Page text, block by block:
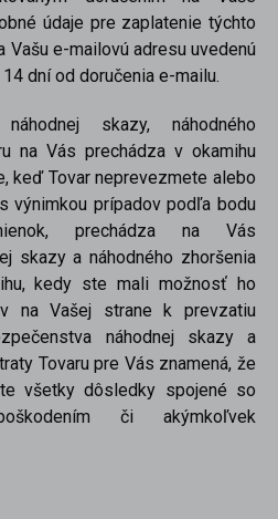
údaje pre zaplatenie týchto
Vašu e-mailovú adresu uvedenú
dní od doručenia e-mailu.
skazy, náhodného
na Vás prechádza v okamihu
keď Tovar neprevezmete alebo
výnimkou prípadov podľa bodu
prechádza na Vás
skazy a náhodného zhoršenia
kedy ste mali možnosť ho
na Vašej strane k prevzatiu
náhodnej skazy a
Tovaru pre Vás znamená, že
všetky dôsledky spojené so
či akýmkoľvek